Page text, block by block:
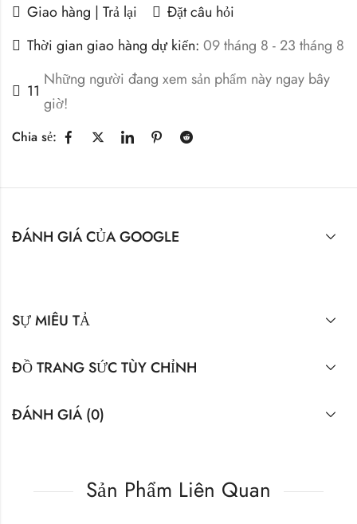
Giao hàng | Trả lại
Đặt câu hỏi
Thời gian giao hàng dự kiến: 09 tháng 8 - 23 tháng 8
11
Những người đang xem sản phẩm này ngay bây
giờ!
Chia sẻ:
ĐÁNH GIÁ CỦA GOOGLE
SỰ MIÊU TẢ
ĐỒ TRANG SỨC TÙY CHỈNH
ĐÁNH GIÁ (0)
Sản Phẩm Liên Quan